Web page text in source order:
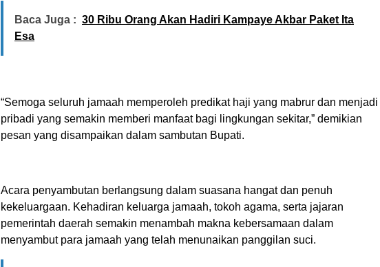
Baca Juga : 30 Ribu Orang Akan Hadiri Kampaye Akbar Paket Ita
Esa
“Semoga seluruh jamaah memperoleh predikat haji yang mabrur dan menjadi
pribadi yang semakin memberi manfaat bagi lingkungan sekitar,” demikian
pesan yang disampaikan dalam sambutan Bupati.
Acara penyambutan berlangsung dalam suasana hangat dan penuh
kekeluargaan. Kehadiran keluarga jamaah, tokoh agama, serta jajaran
pemerintah daerah semakin menambah makna kebersamaan dalam
menyambut para jamaah yang telah menunaikan panggilan suci.